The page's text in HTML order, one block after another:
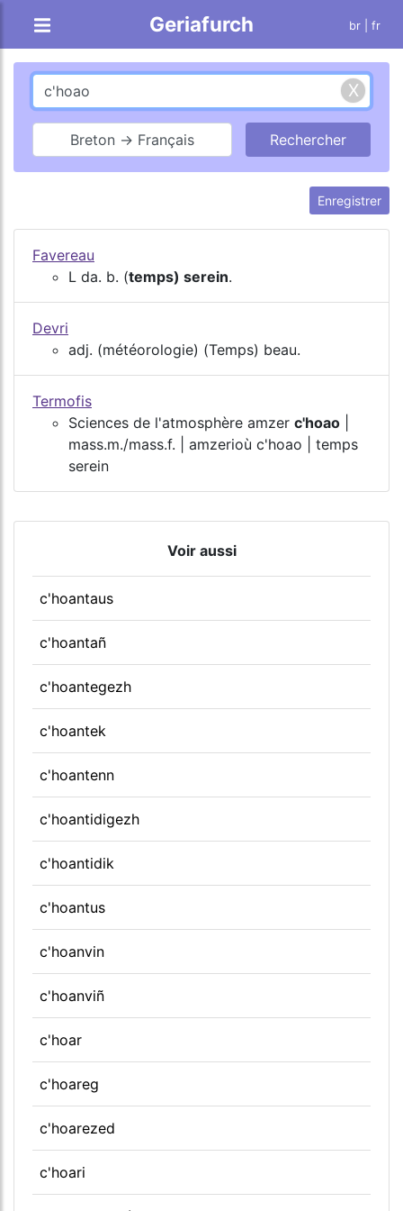
Geriafurch br | fr
Breton → Français
Enregistrer
Favereau
L da. b. (temps) serein.
Devri
adj. (météorologie) (Temps) beau.
Termofis
Sciences de l'atmosphère amzer c'hoao
mass.m./mass.f. | amzerioù c'hoao | temps
serein
Voir aussi
c'hoantaus
c'hoantañ
c'hoantegezh
c'hoantek
c'hoantenn
c'hoantidigezh
c'hoantidik
c'hoantus
c'hoanvin
c'hoanviñ
c'hoar
c'hoareg
c'hoarezed
c'hoari